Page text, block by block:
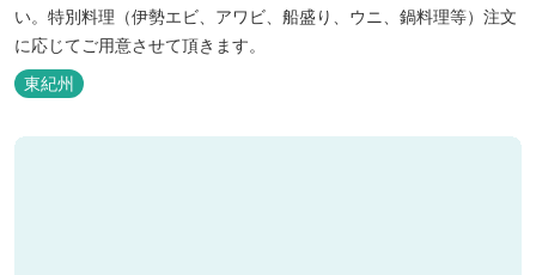
い。特別料理（伊勢エビ、アワビ、船盛り、ウニ、鍋料理等）注文
に応じてご用意させて頂きます。
東紀州